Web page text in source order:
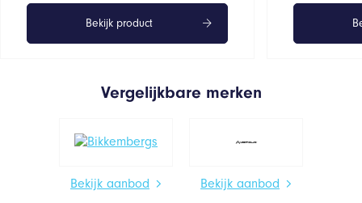
Bekijk product
Vergelijkbare merken
Bekijk aanbod Bekijk aanbod